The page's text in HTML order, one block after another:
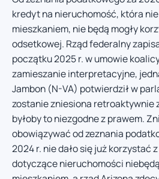
kredyt na nieruchomość, która
mieszkaniem, nie będą mogły
odsetkowej. Rząd federalny
początku 2025 r. w umowie
zamieszanie interpretacyjne,
Jambon (N-VA) potwierdził w
zostanie zniesiona retroaktywnie
byłoby to niezgodne z prawem.
obowiązywać od zeznania
2024 r. nie dało się już korzystać
dotyczące nieruchomości